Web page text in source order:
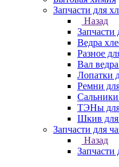
Запчасти для
Назад
Запчасти
Ведра
Разное
Вал
Лопатки
Ремни
Сальники
ТЭНы для
Шкив для
Запчасти для
Назад
Запчасти